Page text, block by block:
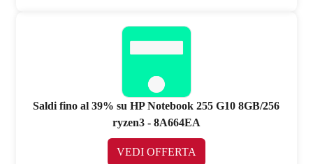
Saldi fino al 39% su HP Notebook 255 G10 8GB/256
ryzen3 - 8A664EA
VEDI OFFERTA